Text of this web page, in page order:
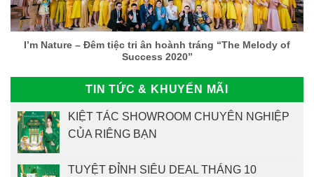
I’m Nature – Đêm tiệc tri ân hoành tráng “The Melody of
Success 2020”
TIN TỨC & KHUYẾN MÃI
KIỆT TÁC SHOWROOM CHUYÊN NGHIỆP
CỦA RIÊNG BẠN
TUYỆT ĐỈNH SIÊU DEAL THÁNG 10